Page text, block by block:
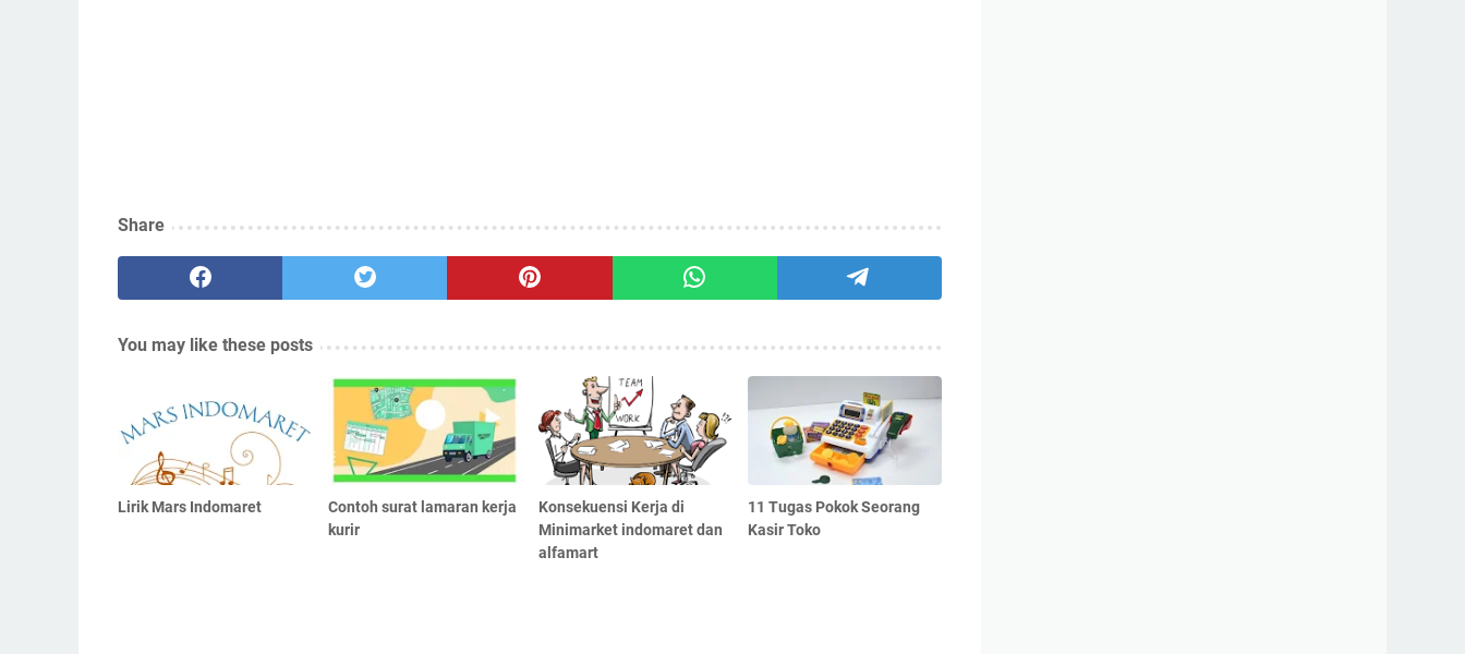
Share
You may like these posts
Lirik Mars Indomaret
Contoh surat lamaran kerja
kurir
Konsekuensi Kerja di
Minimarket indomaret dan
alfamart
11 Tugas Pokok Seorang
Kasir Toko